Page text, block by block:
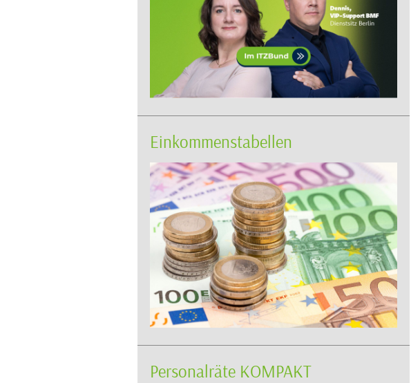
Einkommenstabellen
Personalräte KOMPAKT